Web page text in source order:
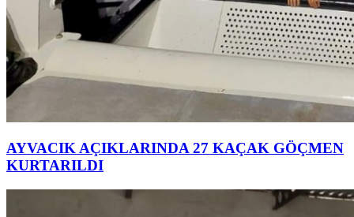
AYVACIK AÇIKLARINDA 27 KAÇAK GÖÇMEN
KURTARILDI